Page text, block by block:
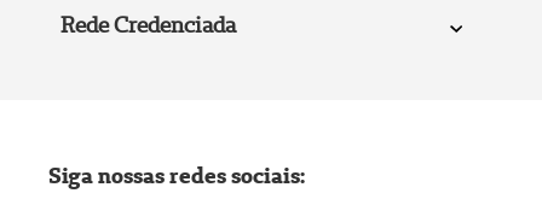
Rede Credenciada
Siga nossas redes sociais: